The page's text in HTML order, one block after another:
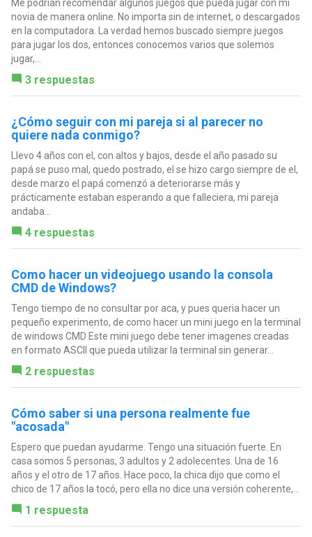
Me podrían recomendar algunos juegos que pueda jugar con mi
novia de manera online. No importa sin de internet, o descargados
en la computadora. La verdad hemos buscado siempre juegos
para jugar los dos, entonces conocemos varios que solemos
jugar,...
3 respuestas
¿Cómo seguir con mi pareja si al parecer no
quiere nada conmigo?
Llevo 4 años con el, con altos y bajos, desde el año pasado su
papá se puso mal, quedo postrado, el se hizo cargo siempre de el,
desde marzo el papá comenzó a deteriorarse más y
prácticamente estaban esperando a que falleciera, mi pareja
andaba...
4 respuestas
Como hacer un videojuego usando la consola
CMD de Windows?
Tengo tiempo de no consultar por aca, y pues queria hacer un
pequeño experimento, de como hacer un mini juego en la terminal
de windows CMD Este mini juego debe tener imagenes creadas
en formato ASCII que pueda utilizar la terminal sin generar...
2 respuestas
Cómo saber si una persona realmente fue
"acosada"
Espero que puedan ayudarme. Tengo una situación fuerte. En
casa somos 5 personas, 3 adultos y 2 adolecentes. Una de 16
años y el otro de 17 años. Hace poco, la chica dijo que como el
chico de 17 años la tocó, pero ella no dice una versión coherente,...
1 respuesta